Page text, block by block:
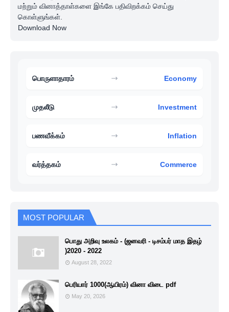
மற்றும் வினாத்தாள்களை இங்கே பதிவிறக்கம் செய்து
கொள்ளுங்கள்.
Download Now
பொருளாதாரம் Economy
முதலீடு Investment
பணவீக்கம் Inflation
வர்த்தகம் Commerce
MOST POPULAR
பொது அறிவு உலகம் - (ஜனவரி - டிசம்பர் மாத இதழ்
)2020 - 2022
August 28, 2022
பெரியார் 1000(ஆயிரம்) வினா விடை pdf
May 20, 2026